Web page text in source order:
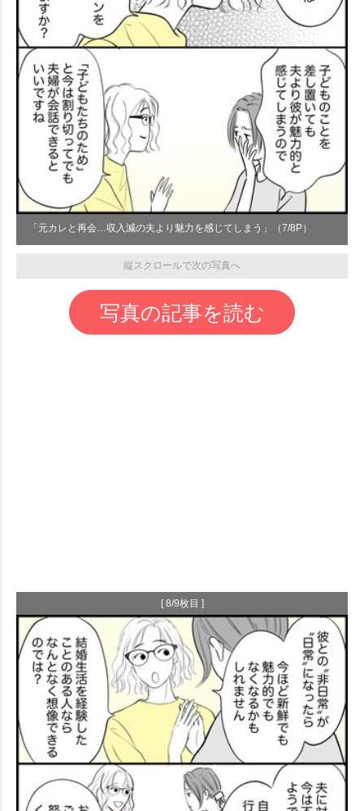
「元カレと再会…収入減の夫より魅力を感じてしまう」（7/8P）
縦スクロールで次の写真へ
写真の記事を読む
[ 8/9枚目 ]